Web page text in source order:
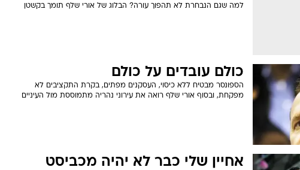
למה שגם הנבחרת לא תהפוך עורה? הבלוג של אורי שלף תומך בקשטן
כולם עובדים על כולם
הספונסר מבטיח ללא כיסוי, העסקנים מפתים, בקרת התקציבים לא
מפקחת, ובסוף אורי שלף רואה את עירוני נהריה מתמוססת מול העיניים
אחיין שלי כבר לא יהיה מכביסט